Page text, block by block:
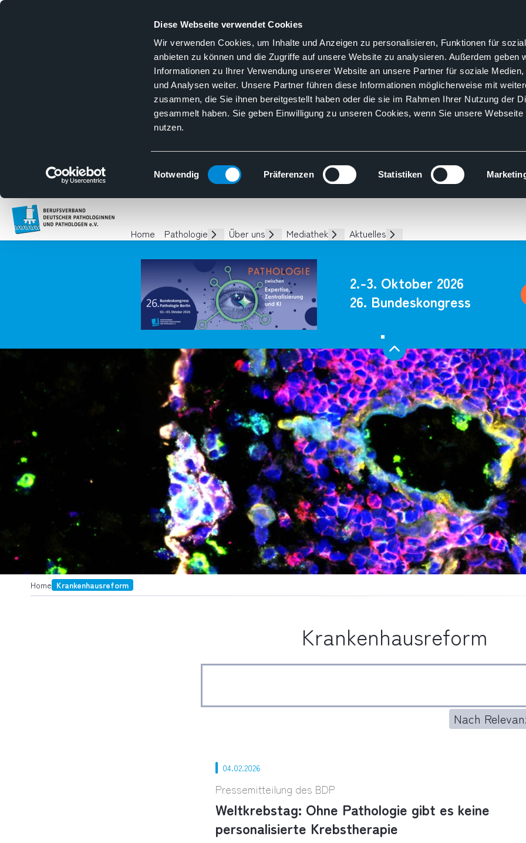
Diese Webseite verwendet Cookies
Wir verwenden Cookies, um Inhalte und Anzeigen zu personalisieren, Funktionen für
anbieten zu können und die Zugriffe auf unsere Website zu analysieren. Außerdem geben
Informationen zu Ihrer Verwendung unserer Website an unsere Partner für soziale Medien,
und Analysen weiter. Unsere Partner führen diese Informationen möglicherweise mit
zusammen, die Sie ihnen bereitgestellt haben oder die sie im Rahmen Ihrer Nutzung der
gesammelt haben. Sie geben Einwilligung zu unseren Cookies, wenn Sie unsere Webseite
nutzen.
Einwilligungsauswahl
Notwendig Präferenzen Statistiken
Homepage
Home
Pathologie
Über uns
Mediathek
Aktuelles
2.-3. Oktober 2026
26. Bundeskongress
Home Krankenhausreform
Krankenhausreform
Nach
04.02.2026
Pressemitteilung des BDP
Weltkrebstag: Ohne Pathologie gibt es keine
personalisierte Krebstherapie